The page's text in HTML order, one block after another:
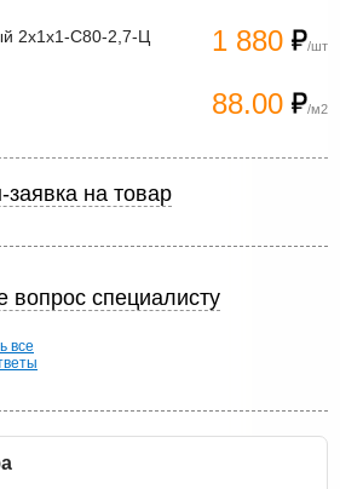
1 880 /шт
2х1х1-С80-2,7-Ц
88.00 /м2
на товар
вопрос специалисту
все